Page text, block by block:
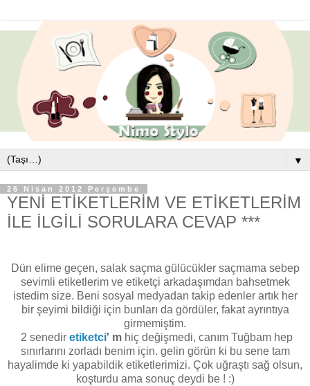
▼
26 Nisan 2012 Perşembe
YENİ ETİKETLERİM VE ETİKETLERİM
İLE İLGİLİ SORULARA CEVAP ***
Dün elime geçen, salak saçma gülücükler saçmama sebep
sevimli etiketlerim ve etiketçi arkadaşımdan bahsetmek
istedim size. Beni sosyal medyadan takip edenler artık her
bir şeyimi bildiği için bunları da gördüler, fakat ayrıntıya
girmemiştim.
2 senedir etiketci' mhiç değişmedi, canım Tuğbam hep
sınırlarını zorladı benim için. gelin görün ki bu sene tam
hayalimde ki yapabildik etiketlerimizi. Çok uğraştı sağ olsun,
koşturdu ama sonuç deydi be ! :)